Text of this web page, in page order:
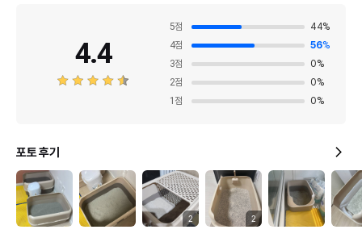
4.4
5점 44%
4점 56%
3점 0%
2점 0%
1 점 0%
포토 후기
2 2